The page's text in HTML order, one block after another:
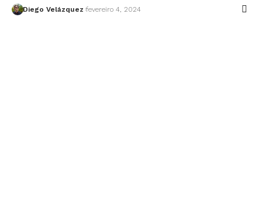
Diego Velázquez fevereiro 4, 2024